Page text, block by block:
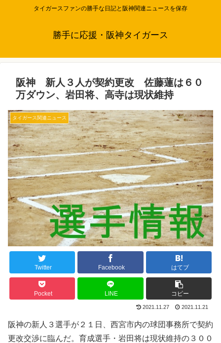
タイガースファンの勝手な日記と阪神関連ニュースを保存
勝手に応援・阪神タイガース
阪神 新人３人が契約更改 佐藤蓮は６０
万ダウン、岩田将、高寺は現状維持
タイガース関連ニュース
Twitter Facebook はてブ
Pocket LINE コピー
2021.11.27 2021.11.21
阪神の新人３選手が２１日、西宮市内の球団事務所で契約
更改交渉に臨んだ。育成選手・岩田将は現状維持の３００